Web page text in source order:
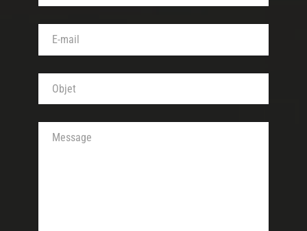
Votre adresse de messagerie (obligatoire)
Objet de votre message (obligatoire)
Votre message